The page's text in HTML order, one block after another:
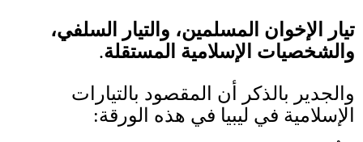
تيار الإخوان المسلمين، والتيار السلفي،
والشخصيات الإسلامية المستقلة.
والجدير بالذكر أن المقصود بالتيارات
الإسلامية في ليبيا في هذه الورقة: